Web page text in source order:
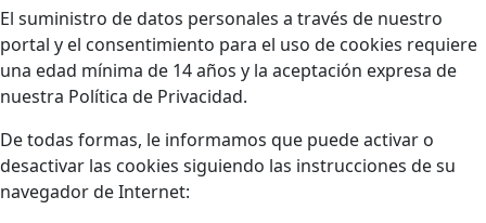
El suministro de datos personales a través de nuestro
portal y el consentimiento para el uso de cookies requiere
una edad mínima de 14 años y la aceptación expresa de
nuestra Política de Privacidad.
De todas formas, le informamos que puede activar o
desactivar las cookies siguiendo las instrucciones de su
navegador de Internet: